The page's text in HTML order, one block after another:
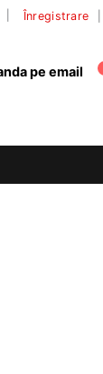
Înregistrare
pe email